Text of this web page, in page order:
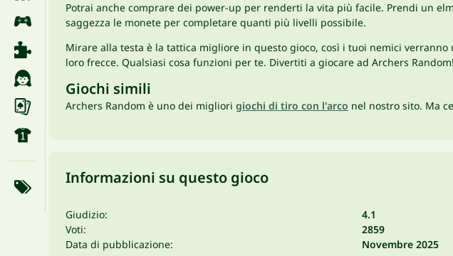
Potrai anche comprare dei power-up per renderti la vita più facile. Prendi un
saggezza le monete per completare quanti più livelli possibile.
Mirare alla testa è la tattica migliore in questo gioco, così i tuoi nemici
loro frecce. Qualsiasi cosa funzioni per te. Divertiti a giocare ad Archers Random!
Giochi simili
Archers Random è uno dei migliori giochi di tiro con l'arco nel nostro sito. Ma
Informazioni su questo gioco
Giudizio:
4.1
Voti:
2859
Data di pubblicazione:
Novembre 2025